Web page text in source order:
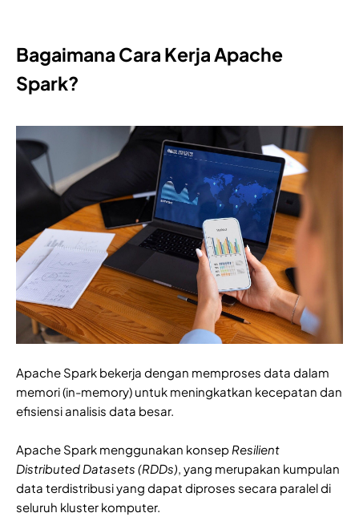
Bagaimana Cara Kerja Apache
Spark?
Apache Spark bekerja dengan memproses data dalam
memori (in-memory) untuk meningkatkan kecepatan dan
efisiensi analisis data besar.
Apache Spark menggunakan konsep Resilient
Distributed Datasets (RDDs), yang merupakan kumpulan
data terdistribusi yang dapat diproses secara paralel di
seluruh kluster komputer.